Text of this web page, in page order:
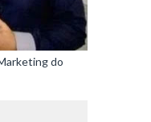
do